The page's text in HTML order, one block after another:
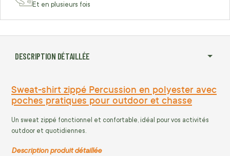
Et en plusieurs fois
DESCRIPTION DÉTAILLÉE
Sweat-shirt zippé Percussion en polyester avec
poches pratiques pour outdoor et chasse
Un sweat zippé fonctionnel et confortable, idéal pour vos activités
outdoor et quotidiennes.
Description produit détaillée